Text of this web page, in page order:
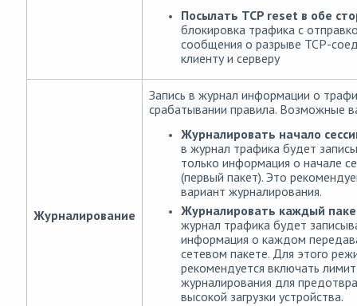
Посылать TCP reset в обе
блокировка трафика с
сообщения о разрыве TCP-
клиенту и серверу
Журналирование
Запись в журнал информации о
срабатывании правила. Возможные
Журналировать начало
в журнал трафика будет
только информация о начале
(первый пакет). Это
вариант журналирования.
Журналировать каждый
журнал трафика будет
информация о каждом
сетевом пакете. Для этого
рекомендуется включать лимит
журналирования для
высокой загрузки устройства.